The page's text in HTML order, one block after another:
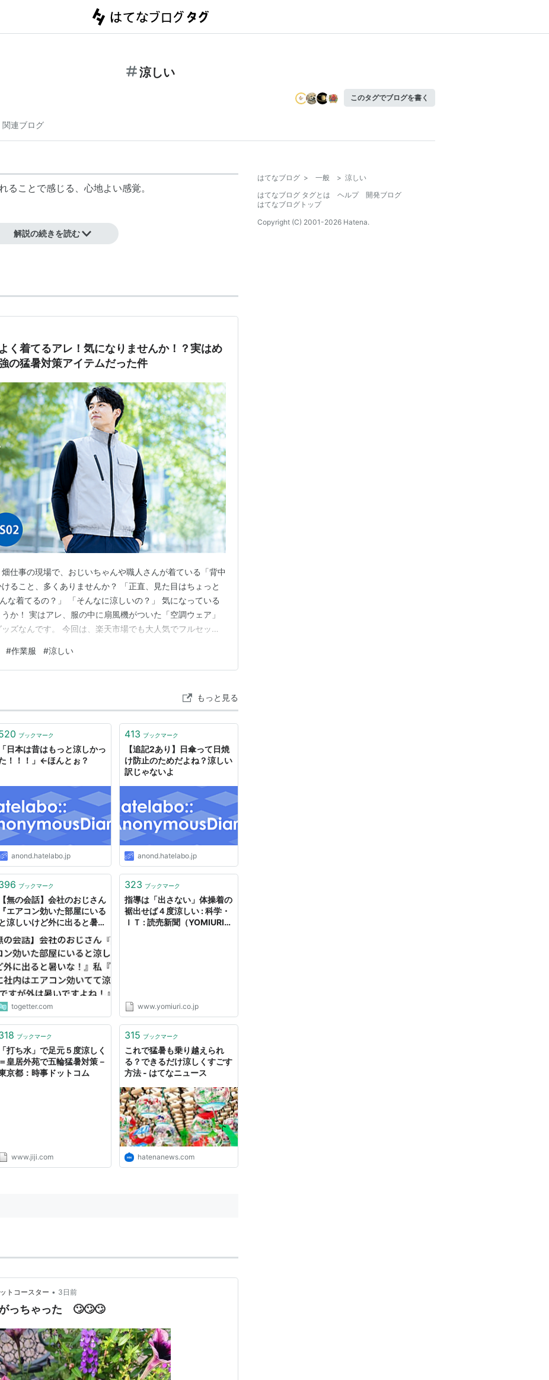
涼しい
このタグでブログを書く
関連ブログ
ることで感じる、心地よい感覚。
解説の続きを読む
く着てるアレ！気になりませんか！？実はめ
の猛暑対策アイテムだった件
仕事の現場で、おじいちゃんや職人さんが着ている「背中
ること、多くありませんか？ 「正直、見た目はちょっと
な着てるの？」 「そんなに涼しいの？」 気になっている
か！ 実はアレ、服の中に扇風機がついた「空調ウェア」
ズなんです。 今回は、楽天市場でも大人気でフルセット
1. 服の中にずっと強風が吹き抜ける！ 腰のあたりについ
を服の中…
#作業服 #涼しい
もっと見る
ブックマーク
「日本は昔はもっと涼しかっ
！！！」←ほんとぉ？
anond.hatelabo.jp
413 ブックマーク
【追記2あり】日傘って日焼
け防止のためだよね？涼しい
訳じゃないよ
anond.hatelabo.jp
ブックマーク
【無の会話】会社のおじさん
『エアコン効いた部屋にいる
と涼しいけど外に出ると暑い
ン効いてて涼しいですが外
暑いですよね！』
togetter.com
323 ブックマーク
指導は「出さない」体操着の
裾出せば４度涼しい : 科学・
ＩＴ : 読売新聞（YOMIURI
www.yomiuri.co.jp
ブックマーク
「打ち水」で足元５度涼しく
＝皇居外苑で五輪猛暑対策－
京都：時事ドットコム
www.jiji.com
315 ブックマーク
これで猛暑も乗り越えられ
る？できるだけ涼しくすごす
方法 - はてなニュース
hatenanews.com
トコースター • 3日前
っちゃった 🙄🙄🙄
はてなブログ > 一般 > 涼しい
はてなブログ タグとは
ヘルプ
開発ブログ
はてなブログトップ
Copyright (C) 2001-2026 Hatena.